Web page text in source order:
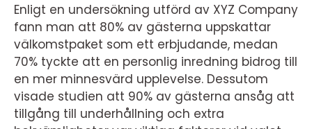
Enligt en undersökning utförd av XYZ Company
fann man att 80% av gästerna uppskattar
välkomstpaket som ett erbjudande, medan
70% tyckte att en personlig inredning bidrog till
en mer minnesvärd upplevelse. Dessutom
visade studien att 90% av gästerna ansåg att
tillgång till underhållning och extra